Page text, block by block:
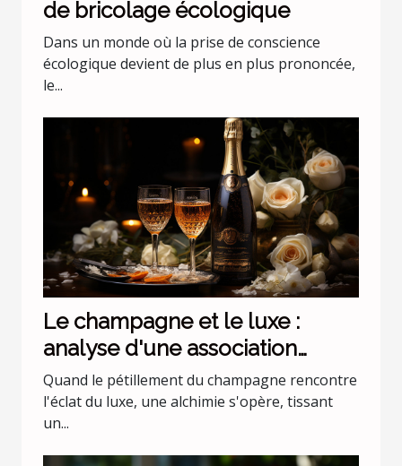
de bricolage écologique
Dans un monde où la prise de conscience
écologique devient de plus en plus prononcée,
le...
Le champagne et le luxe :
analyse d'une association
incontournable
Quand le pétillement du champagne rencontre
l'éclat du luxe, une alchimie s'opère, tissant
un...